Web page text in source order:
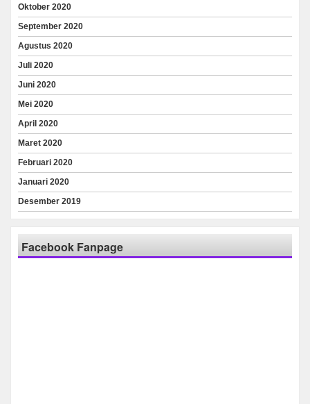
Oktober 2020
September 2020
Agustus 2020
Juli 2020
Juni 2020
Mei 2020
April 2020
Maret 2020
Februari 2020
Januari 2020
Desember 2019
Facebook Fanpage